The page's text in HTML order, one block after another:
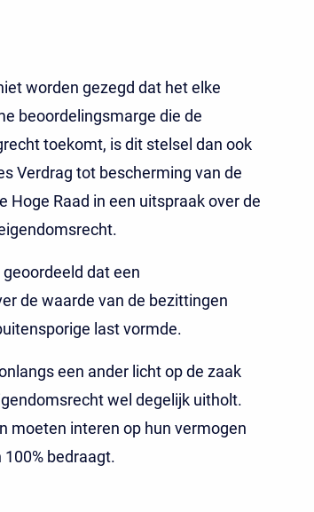
worden gezegd dat het elke
beoordelingsmarge die de
toekomt, is dit stelsel dan ook
Verdrag tot bescherming van de
Hoge Raad in een uitspraak over de
dat een
de waarde van de bezittingen
last vormde.
een ander licht op de zaak
wel degelijk uitholt.
moeten interen op hun vermogen
bedraagt.